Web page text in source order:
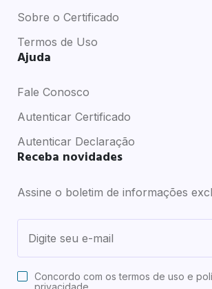
Sobre o Certificado
Termos de Uso
Ajuda
Fale Conosco
Autenticar Certificado
Autenticar Declaração
Receba novidades
Assine o boletim de informações
Concordo com ostermos de uso e
privacidade